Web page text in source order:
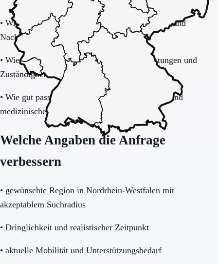
• Wie stabil ist die Pflegeorganisation im Tages- und
Nachtverlauf?
• Wie transparent werden Zusatzkosten, Leistungen und
Zuständigkeiten erklärt?
• Wie gut passt das Haus zu Mobilität, Demenz und
medizinischem Unterstützungsbedarf?
Welche Angaben die Anfrage
verbessern
• gewünschte Region in Nordrhein-Westfalen mit
akzeptablem Suchradius
• Dringlichkeit und realistischer Zeitpunkt
• aktuelle Mobilität und Unterstützungsbedarf